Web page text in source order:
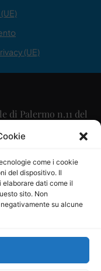
come i cookie
del dispositivo. Il
dati come il
sito. Non
su alcune
(UE)
Palermo n.11 del
Scaglione
Calabrese
a r.l. è